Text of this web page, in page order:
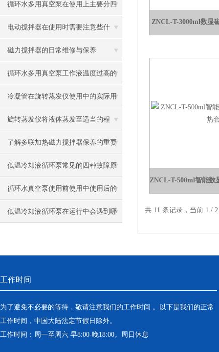
循环水多用真空泵在使用上主要分四
个步骤
电动搅拌器在使用时需要注意些什
么？
磁力搅拌器的日常维修与保养
循环水多用真空泵工作液温度过高的
危害，如何降温？
冷凝管在旋转蒸发仪使用中的实际用
途
旋转蒸发仪将液体蒸发至适当的程
度，通常情况下得到的是浓缩液。
了解多联加热磁力搅拌器保养的重要
性与实用技巧
低温冷却液循环泵常见的四种故障原
因及解决方法
循环水真空泵使用前使用中使用后的
要点及注意事项
低温冷却液循环泵在运行中会遇到哪
ZNCL-T-3000ml数显
共 11 条记录，当前 1
工作时间
为了避免不必要的等待，敬请注意我们的工作时间 。以下是我们的正常
工作时间，中国大陆法定节假日除外。
工作时间：周一至周六 早8:00-晚18:00。周日休息